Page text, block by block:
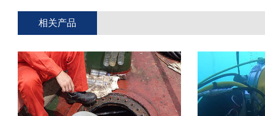
相关产品